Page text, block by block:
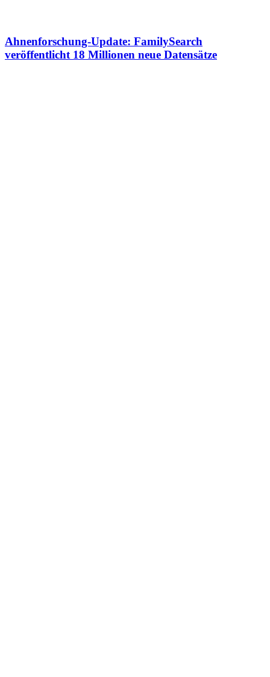
Ahnenforschung-Update: FamilySearch
veröffentlicht 18 Millionen neue Datensätze